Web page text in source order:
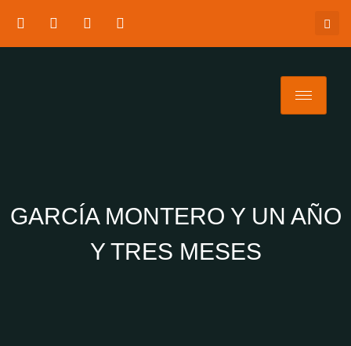
GARCÍA MONTERO Y UN AÑO
Y TRES MESES